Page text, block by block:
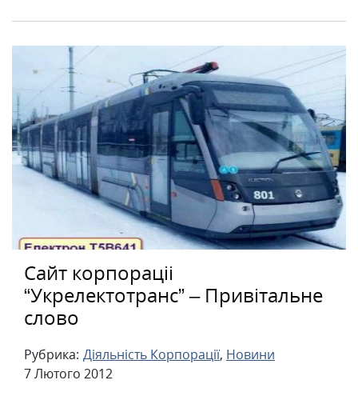
Сайт корпораціі
“Укрелектотранс” – Привітальне
слово
Рубрика: Діяльність Корпорації, Новини
7 Лютого 2012